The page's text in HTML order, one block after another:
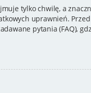
tylko chwilę, a
uprawnień.
pytania (FAQ),